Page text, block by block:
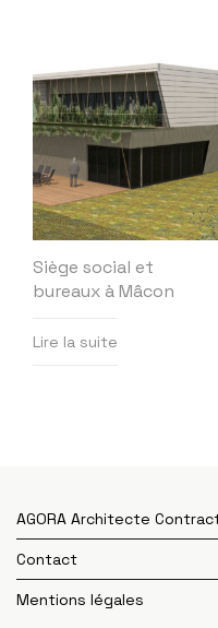
Siège social et
bureaux à Mâcon
Lire la suite
AGORA Architecte
Contact
Mentions légales